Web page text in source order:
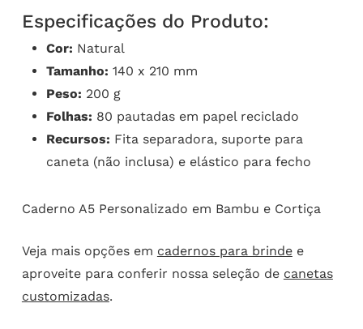
Especificações do Produto:
Cor: Natural
Tamanho: 140 x 210 mm
Peso: 200 g
Folhas: 80 pautadas em papel reciclado
Recursos: Fita separadora, suporte para
caneta (não inclusa) e elástico para fecho
Caderno A5 Personalizado em Bambu e Cortiça
Veja mais opções em cadernos para brindee
aproveite para conferir nossa seleção de canetas
customizadas.